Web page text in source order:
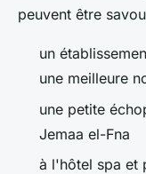
peuvent être
un
une meilleure
une petite
Jemaa el-Fna
à l'hôtel spa et